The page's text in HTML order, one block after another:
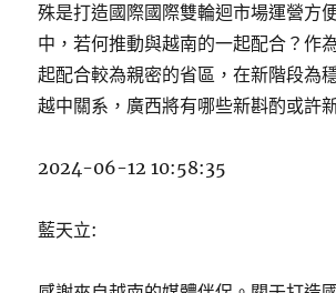
殊是打造國際國際雙輪迴市場運營方
中，若何推動與越南的一起配合？作
起配合較為親密的省區，在新階段為
越中關系，廣西將有哪些新斟酌或許
2024-06-12 10:58:35
藍天立: